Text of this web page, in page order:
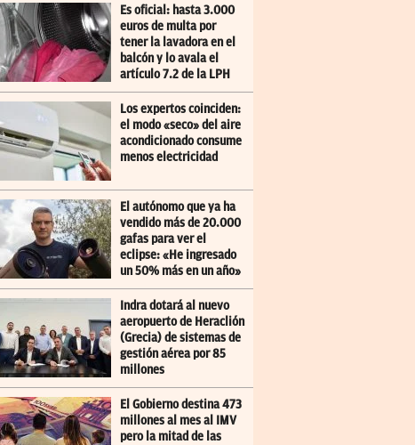
Es oficial: hasta 3.000
euros de multa por
tener la lavadora en el
balcón y lo avala el
artículo 7.2 de la LPH
Los expertos coinciden:
el modo «seco» del aire
acondicionado consume
menos electricidad
El autónomo que ya ha
vendido más de 20.000
gafas para ver el
eclipse: «He ingresado
un 50% más en un año»
Indra dotará al nuevo
aeropuerto de Heraclión
(Grecia) de sistemas de
gestión aérea por 85
millones
El Gobierno destina 473
millones al mes al IMV
pero la mitad de las